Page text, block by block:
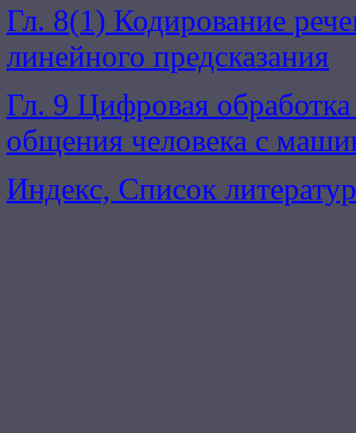
Гл. 8(1) Кодирование
линейного предсказания
Гл. 9 Цифровая
общения человека с
Индекс, Список